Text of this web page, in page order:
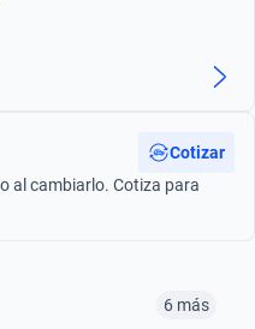
Cotizar
al cambiarlo. Cotiza para
6 más